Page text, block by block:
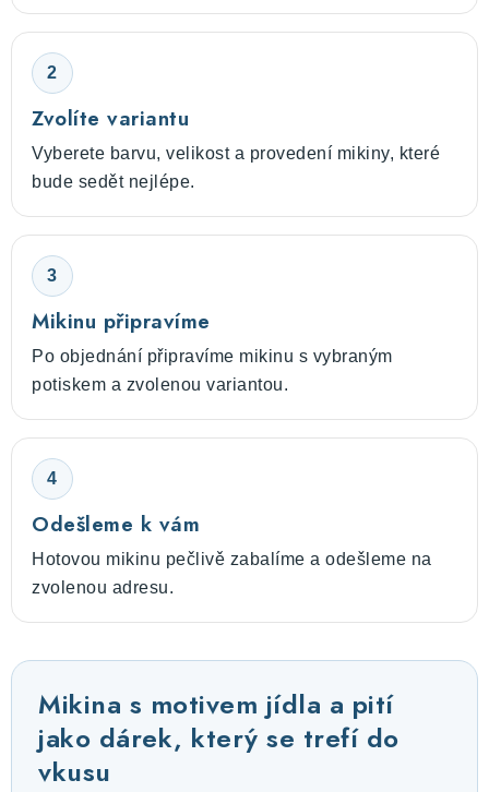
2
Zvolíte variantu
Vyberete barvu, velikost a provedení mikiny, které
bude sedět nejlépe.
3
Mikinu připravíme
Po objednání připravíme mikinu s vybraným
potiskem a zvolenou variantou.
4
Odešleme k vám
Hotovou mikinu pečlivě zabalíme a odešleme na
zvolenou adresu.
Mikina s motivem jídla a pití
jako dárek, který se trefí do
vkusu